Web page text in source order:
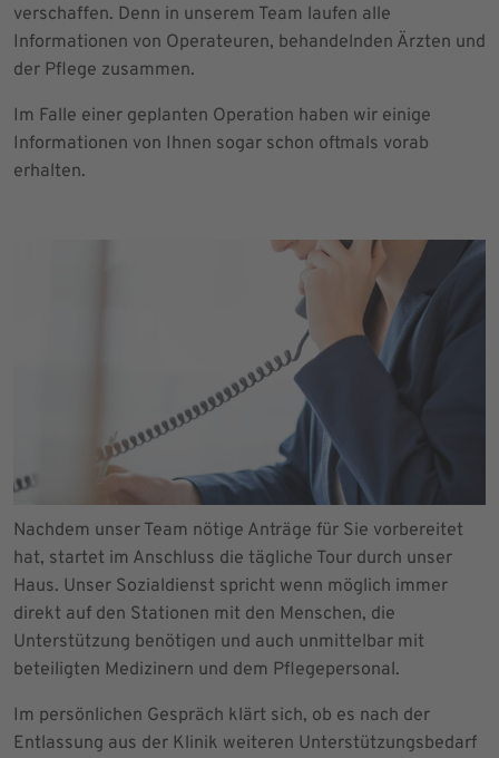
verschaffen. Denn in unserem Team laufen alle
Informationen von Operateuren, behandelnden Ärzten und
der Pflege zusammen.
Im Falle einer geplanten Operation haben wir einige
Informationen von Ihnen sogar schon oftmals vorab
erhalten.
Nachdem unser Team nötige Anträge für Sie vorbereitet
hat, startet im Anschluss die tägliche Tour durch unser
Haus. Unser Sozialdienst spricht wenn möglich immer
direkt auf den Stationen mit den Menschen, die
Unterstützung benötigen und auch unmittelbar mit
beteiligten Medizinern und dem Pflegepersonal.
Im persönlichen Gespräch klärt sich, ob es nach der
Entlassung aus der Klinik weiteren Unterstützungsbedarf